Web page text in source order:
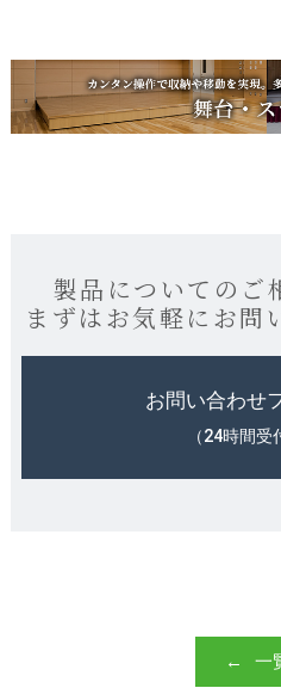
製品についてのご
まずはお気軽にお問
お問い合わせ
（24時間受
一